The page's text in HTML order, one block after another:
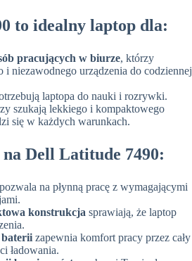
to idealny laptop dla:
pracujących w biurze, którzy
i niezawodnego urządzenia do codziennej
laptopa do nauki i rozrywki.
szukają lekkiego i kompaktowego
się w każdych warunkach.
Dell Latitude 7490:
pozwala na płynną pracę z wymagającymi
konstrukcja sprawiają, że laptop
baterii zapewnia komfort pracy przez cały
ładowania.